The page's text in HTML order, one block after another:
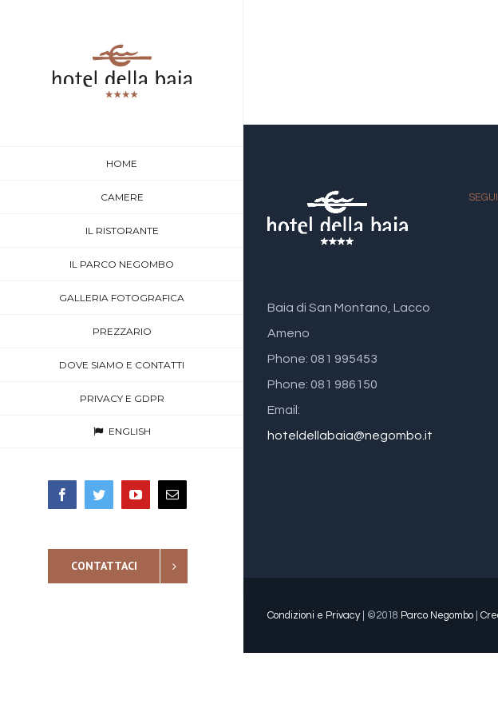
HOME
CAMERE
IL RISTORANTE
IL PARCO NEGOMBO
GALLERIA FOTOGRAFICA
PREZZARIO
DOVE SIAMO E CONTATTI
PRIVACY E GDPR
ENGLISH
FacebookTwitterYouTubeEmail
CONTATTACI
Baia di San Montano, Lacco
Ameno
Phone: 081 995453
Phone: 081 986150
Email:
hoteldellabaia@negombo.it
Condizioni e Privacy| ©2018 Parco Negombo